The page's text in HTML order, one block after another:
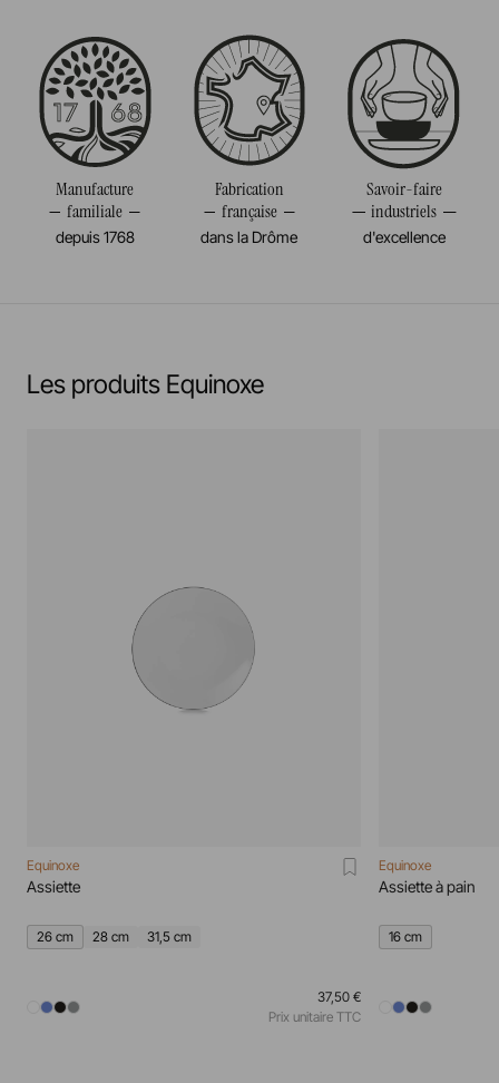
Passe au micro-onde
Résiste au congélateur et aux chocs thermiques
(-20°c)
Pas de cuisson à la flamme, ni gaz, ni électrique
Diamètre 22CM
Poids 1,470KG
Manufacture
familiale
depuis 1768
Fabrication
française
dans la Drôme
Savoir-faire
industriels
d'excellence
Les produits Equinoxe
Equinoxe
Assiette
26 cm 28 cm 31,5 cm
37,50 €
Prix unitaire TTC
Equinoxe
Assiette à pain
16 cm